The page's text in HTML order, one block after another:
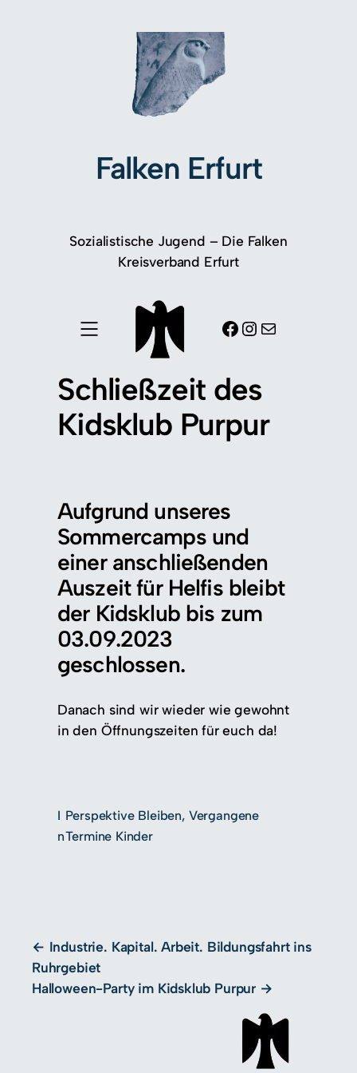
Falken Erfurt
Sozialistische Jugend – Die Falken
Kreisverband Erfurt
Facebook Instagram E-Mail
Schließzeit des
Kidsklub Purpur
Aufgrund unseres
Sommercamps und
einer anschließenden
Auszeit für Helfis bleibt
der Kidsklub bis zum
03.09.2023
geschlossen.
Danach sind wir wieder wie gewohnt
in den Öffnungszeiten für euch da!
I
n
Perspektive Bleiben, Vergangene
Termine Kinder
Industrie. Kapital. Arbeit. Bildungsfahrt ins
Ruhrgebiet
Halloween-Party im Kidsklub Purpur